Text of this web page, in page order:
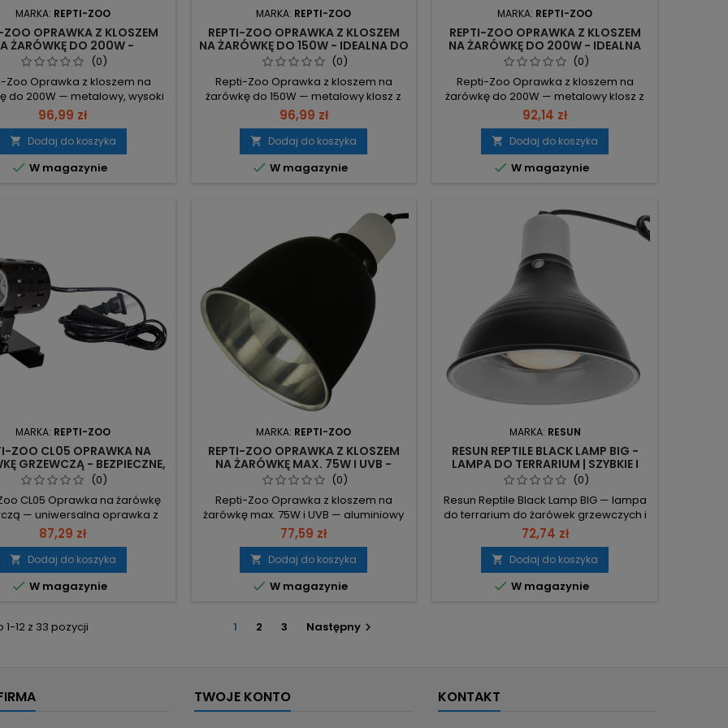
MARKA: REPTI-ZOO
ZOO OPRAWKA Z KLOSZEM
ŻARÓWKĘ DO 200W -
OGRZEWANIE
TERRARIUM
(0)
Zoo Oprawka z kloszem na
do 200W — metalowy, wysoki
żarówkę od powierzchni
światło oraz ciepło na wybiegu
Maks. moc 200W – obsługa
żarówek grzewczych dla
ogrzewania. Ceramiczna
96,99 zł
 Dodaj do koszyka
 W magazynie
MARKA: REPTI-ZOO
REPTI-ZOO OPRAWKA Z KLOSZEM
NA ŻARÓWKĘ DO 150W - IDEALNA DO
TERRARIUM(0)
Repti-Zoo Oprawka z kloszem na
żarówkę do 150W — metalowy klosz z
wysoko-polerną powierzchnią i
otworami wentylacyjnymi separuje
żarówkę od terrarium i kieruje emisję
ciepła/UVi na wybieg zwierzęcia. Maks.
moc 150W – obsługa większości
standardowe mocowanie, możliwość
użycia powszechnych...
96,99 zł
 Dodaj do koszyka
 W magazynie
MARKA: REPTI-ZOO
REPTI-ZOO OPRAWKA Z KLOSZEM
NA ŻARÓWKĘ DO 200W - IDEALNA
DO TERRARIUM, SZYBKA WYSYŁKA
(0)
Repti-Zoo Oprawka z kloszem na
żarówkę do 200W — metalowy klosz z
polerowanym wnętrzem i
ceramicznym gniazdem E27,
przeznaczona do żarówek
grzewczych, halogenów i emiterów
ciepła. Maks. moc: 200W – obsługuje
popularnymi żarówkami grzewczymi.
Wymiary zewn.: Ø25×H20 cm; mieści
92,14 zł
 Dodaj do koszyka
 W magazynie
MARKA: REPTI-ZOO
ZOO CL05 OPRAWKA NA
GRZEWCZĄ - BEZPIECZNE,
OGRZEWANIE
TERRARIUM DLA GADÓW
(0)
CL05 Oprawka na żarówkę
— uniwersalna oprawka z
do montażu wewnątrz
redukująca straty ciepła i
na pełne oddawanie
UV. Moc do 150W –
gwint obsługuje silne
i sterowanie bez ingerencji
87,29 zł
 Dodaj do koszyka
 W magazynie
MARKA: REPTI-ZOO
REPTI-ZOO OPRAWKA Z KLOSZEM
NA ŻARÓWKĘ MAX. 75W I UVB -
IDEALNA DO TERRARIUM
(0)
Repti-Zoo Oprawka z kloszem na
żarówkę max. 75W i UVB — aluminiowy
klosz z wysoko polerowaną wnętrzem i
ceramiczna oprawka E27. Max. 75W
(gwint E27) – przeznaczona dla
żarówek grzewczych, halogenów i
lamp rtęciowych do 75W. UVB
UVB. Aluminium + ceramika –
77,59 zł
 Dodaj do koszyka
 W magazynie
MARKA: RESUN
RESUN REPTILE BLACK LAMP BIG -
LAMPA DO TERRARIUM | SZYBKIE I
BEZPIECZNE OGRZEWANIE DLA
GADÓW
(0)
Resun Reptile Black Lamp BIG — lampa
do terrarium do żarówek grzewczych i
UVB, z dużym gwintem E27 i
włącznikiem na kablu. Gwint E27 –
kompatybilny ze standardowymi
żarówkami grzewczymi i UVB. Maks.
moc 150W – umożliwia stosowanie
72,74 zł
 Dodaj do koszyka
 W magazynie
12 z 33 pozycji 1 2 3 Następny
TWOJE KONTO KONTAKT